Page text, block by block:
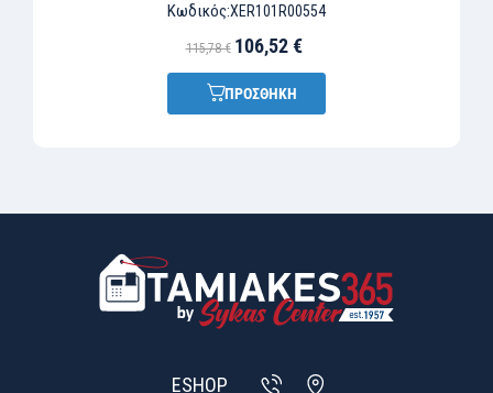
Κωδικός:XER101R00554
115,78 € 106,52 €
ΠΡΟΣΘΗΚΗ
ESHOP